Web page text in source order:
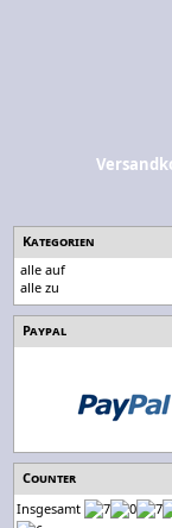
Kategorien
alle auf
alle zu
Paypal
Counter
Insgesamt